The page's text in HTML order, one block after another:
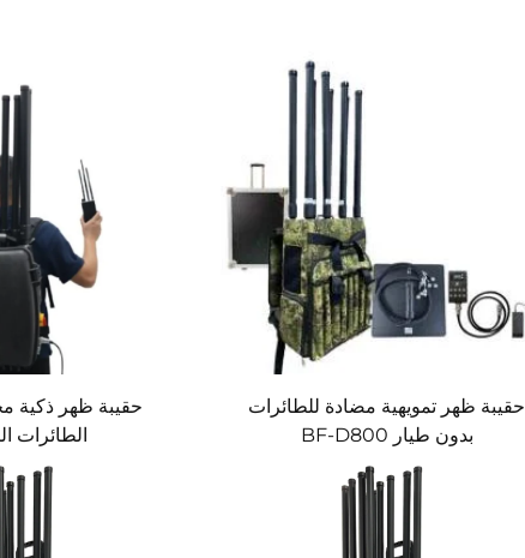
حقيبة ظهر تمويهية مضادة للطائرات
بدون طيار BF-D800
حقيبة ظهر ذكية
الطائرات